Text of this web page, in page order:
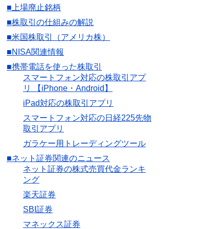
■上場廃止銘柄
■株取引の仕組みの解説
■米国株取引（アメリカ株）
■NISA関連情報
■携帯電話を使った株取引
スマートフォン対応の株取引アプ
リ 【iPhone・Android】
iPad対応の株取引アプリ
スマートフォン対応の日経225先物
取引アプリ
ガラケー用トレーディングツール
■ネット証券関連のニュース
ネット証券の株式売買代金ランキ
ング
楽天証券
SBI証券
マネックス証券